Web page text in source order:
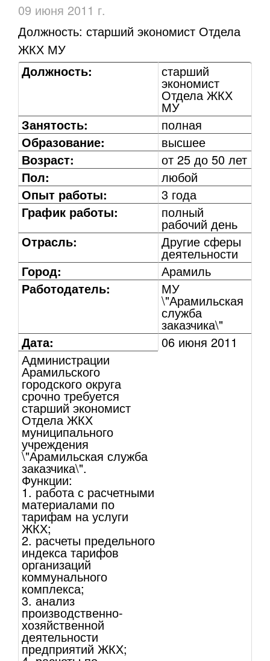
09 июня 2011 г.
Должность: старший экономист Отдела
ЖКХ МУ
Должность:
старший
экономист
Отдела ЖКХ
МУ
Занятость:
полная
Образование:
высшее
Возраст:
от 25 до 50 лет
Пол:
любой
Опыт работы:
3 года
График работы:
полный
рабочий день
Отрасль:
Другие сферы
деятельности
Город:
Арамиль
Работодатель:
МУ
\"Арамильская
служба
заказчика\"
Дата:
06 июня 2011
Администрации
Арамильского
городского округа
срочно требуется
старший экономист
Отдела ЖКХ
муниципального
учреждения
\"Арамильская служба
заказчика\".
Функции:
1. работа с расчетными
материалами по
тарифам на услуги
ЖКХ;
2. расчеты предельного
индекса тарифов
организаций
коммунального
комплекса;
3. анализ
производственно-
хозяйственной
деятельности
предприятий ЖКХ;